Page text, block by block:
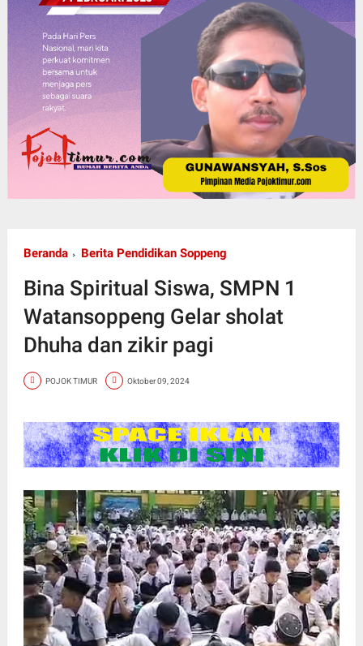
Beranda Berita Pendidikan Soppeng
Bina Spiritual Siswa, SMPN 1
Watansoppeng Gelar sholat
Dhuha dan zikir pagi
POJOK TIMUR Oktober 09, 2024